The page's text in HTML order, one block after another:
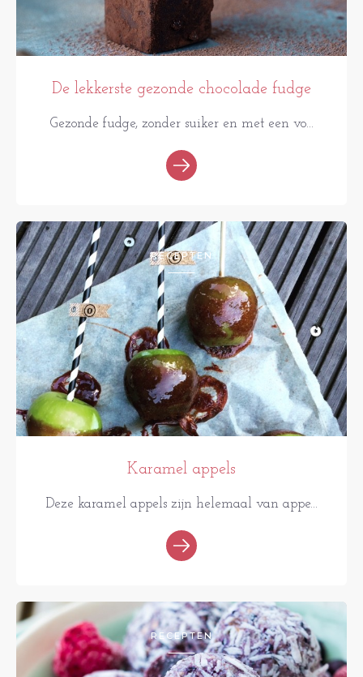
De lekkerste gezonde chocolade fudge
Gezonde fudge, zonder suiker en met een vo...
RECEPTEN
Karamel appels
Deze karamel appels zijn helemaal van appe...
RECEPTEN